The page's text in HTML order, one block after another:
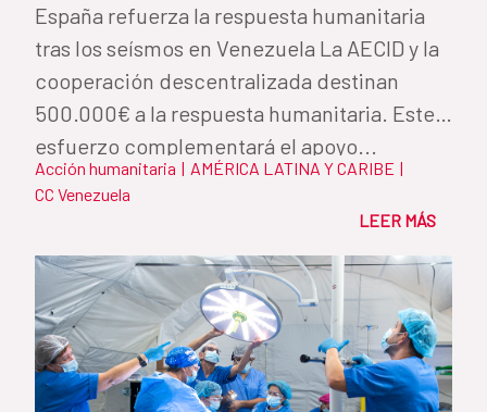
España refuerza la respuesta humanitaria
tras los seísmos en Venezuela La AECID y la
cooperación descentralizada destinan
500.000€ a la respuesta humanitaria. Este
esfuerzo complementará el apoyo...
Acción humanitaria | AMÉRICA LATINA Y CARIBE |
CC Venezuela
LEER MÁS